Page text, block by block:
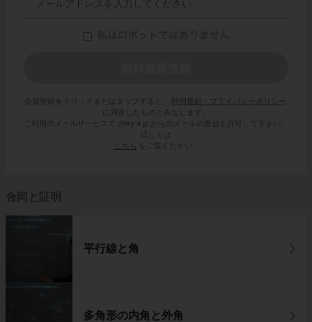
会員登録をクリックまたはタップすると、
利用規約・プライバシーポリシー
に同意したものとみなします。
ご利用のメールサービスで @try-it.jp からのメールの受信を許可して下さい。
詳しくは
こちら
をご覧ください。
合同と証明
平行線と角
多角形の内角と外角